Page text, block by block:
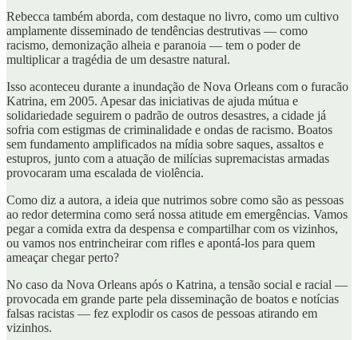
Rebecca também aborda, com destaque no livro, como um cultivo
amplamente disseminado de tendências destrutivas — como
racismo, demonização alheia e paranoia — tem o poder de
multiplicar a tragédia de um desastre natural.
Isso aconteceu durante a inundação de Nova Orleans com o furacão
Katrina, em 2005. Apesar das iniciativas de ajuda mútua e
solidariedade seguirem o padrão de outros desastres, a cidade já
sofria com estigmas de criminalidade e ondas de racismo. Boatos
sem fundamento amplificados na mídia sobre saques, assaltos e
estupros, junto com a atuação de milícias supremacistas armadas
provocaram uma escalada de violência.
Como diz a autora, a ideia que nutrimos sobre como são as pessoas
ao redor determina como será nossa atitude em emergências. Vamos
pegar a comida extra da despensa e compartilhar com os vizinhos,
ou vamos nos entrincheirar com rifles e apontá-los para quem
ameaçar chegar perto?
No caso da Nova Orleans após o Katrina, a tensão social e racial —
provocada em grande parte pela disseminação de boatos e notícias
falsas racistas — fez explodir os casos de pessoas atirando em
vizinhos.